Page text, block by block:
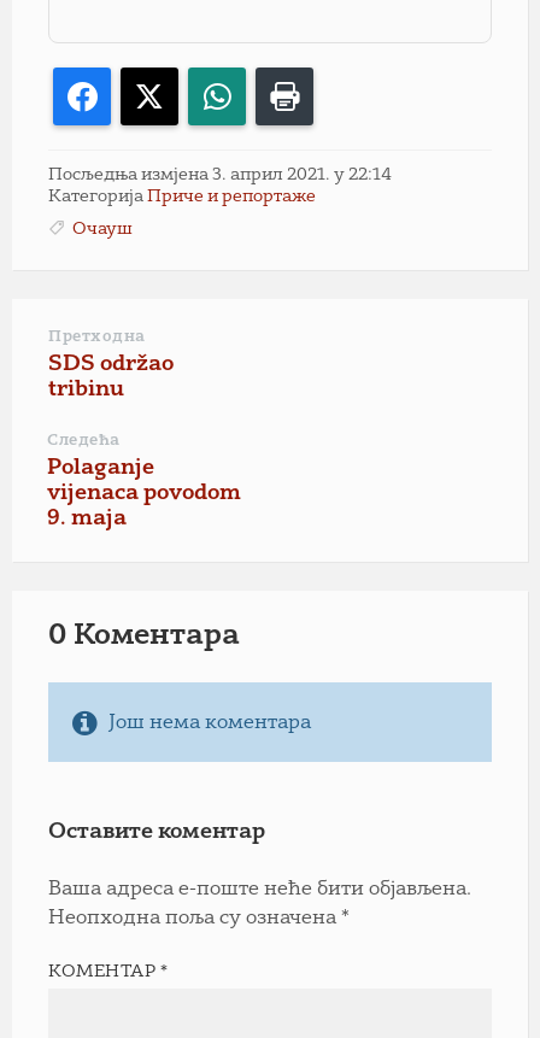
Facebook WhatsApp
Посљедња измјена 3. април 2021. у 22:14
Категорија Приче и репортаже
Очауш
Претходна
SDS održao
tribinu
Следећа
Polaganje
vijenaca povodom
9. maja
0 Коментарa
Још нема коментара
Оставите коментар
Ваша адреса е-поште неће бити објављена.
Неопходна поља су означена *
КОМЕНТАР*